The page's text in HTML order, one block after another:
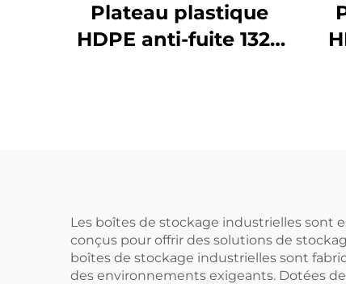
Plateau plastique
HDPE anti-fuite 1320
Les boîtes de stockage industrielles sont
conçus pour offrir des solutions de
boîtes de stockage industrielles sont
des environnements exigeants. Dotées